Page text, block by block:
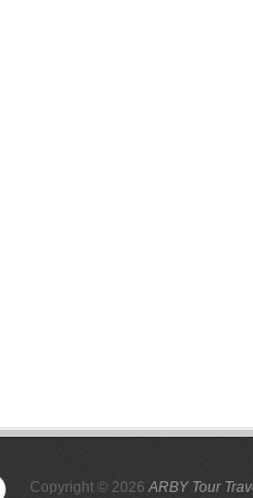
Copyright © 2026ARBY Tour